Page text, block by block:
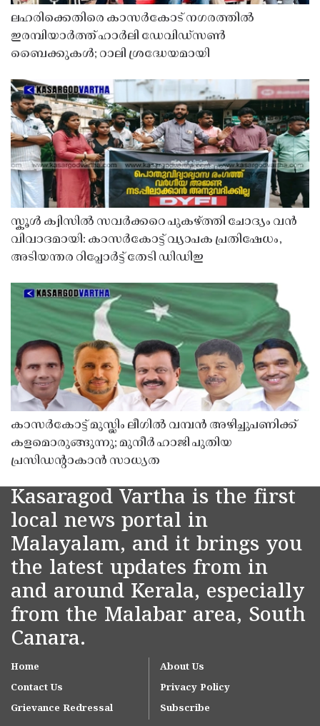
ലഹരിക്കെതിരെ കാസർകോട് നഗരത്തിൽ
ഇരമ്പിയാർത്ത് ഹാർലി ഡേവിഡ്‌സൺ
ബൈക്കുകൾ; റാലി ശ്രദ്ധേയമായി
സ്കൂൾ ക്വിസിൽ സവർക്കറെ പുകഴ്ത്തി ചോദ്യം വൻ
വിവാദമായി: കാസർകോട്ട് വ്യാപക പ്രതിഷേധം,
അടിയന്തര റിപ്പോർട്ട് തേടി ഡിഡിഇ
കാസർകോട്ട് മുസ്ലിം ലീഗിൽ വമ്പൻ അഴിച്ചുപണിക്ക്
കളമൊരുങ്ങുന്നു; മുനീർ ഹാജി പുതിയ
പ്രസിഡൻ്റാകാൻ സാധ്യത
Kasaragod Vartha is the first
local news portal in
Malayalam, and it brings you
the latest updates from in
and around Kerala, especially
from the Malabar area, South
Canara.
Home
About Us
Contact Us
Privacy Policy
Grievance Redressal
Subscribe